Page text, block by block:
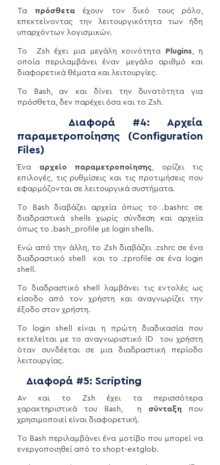
Τα πρόσθεταέχουν τον δικό τους ρόλο,
επεκτείνοντας την λειτουργικότητα των ήδη
υπαρχόντων λογισμικών.
To Zsh έχει μια μεγάλη κοινότητα Plugins , η
οποία περιλαμβάνει έναν μεγάλο αριθμό και
διαφορετικά θέματα και λειτουργίες.
Το Bash, αν και δίνει την δυνατότητα για
πρόσθετα, δεν παρέχει όσα και το Zsh.
Διαφορά #4: Αρχεία
παραμετροποίησης (Configuration
Files)
Ένα αρχείο παραμετροποίησης , ορίζει τις
επιλογές, τις ρυθμίσεις και τις προτιμήσεις που
εφαρμόζονται σε λειτουργικά συστήματα.
To Bash διαβάζει αρχεία όπως το .bashrc σε
διαδραστικά shells χωρίς σύνδεση και αρχεία
όπως το .bash_profile με login shells.
Ενώ από την άλλη, το Zsh διαβάζει .zshrc σε ένα
διαδραστικό shell και το .zprofile σε ένα login
shell.
Το διαδραστικό shell λαμβάνει τις εντολές ως
είσοδο από τον χρήστη και αναγνωρίζει την
έξοδο στον χρήστη.
Το login shell είναι η πρώτη διαδικασία που
εκτελείται με το αναγνωριστικό ID του χρήστη
όταν συνδέεται σε μια διαδραστική περίοδο
λειτουργίας.
Διαφορά #5: Scripting
Αν και το Zsh έχει τα περισσότερα
χαρακτηριστικά του Bash, η σύνταξηπου
χρησιμοποιεί είναι διαφορετική.
Το Bash περιλαμβάνει ένα μοτίβο που μπορεί να
ενεργοποιηθεί από το shopt-extglob.